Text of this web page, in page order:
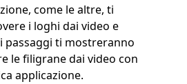
come le altre, ti
i loghi dai video e
passaggi ti mostreranno
le filigrane dai video con
applicazione.